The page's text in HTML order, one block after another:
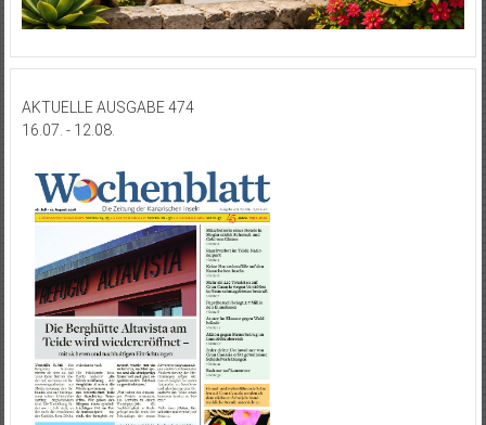
AKTUELLE AUSGABE 474
16.07. - 12.08.